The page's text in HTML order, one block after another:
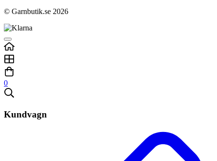
© Garnbutik.se 2026
0
Kundvagn